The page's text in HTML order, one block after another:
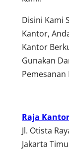
Disini Kami
Kantor,
Kantor
Gunakan
Pemesanan
Raja Kantor
Jl. Otista
Jakarta